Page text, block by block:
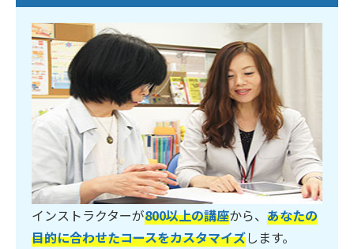
インストラクターが800以上の講座から、 あなたの
目的に合わせたコースをカスタマイズします。